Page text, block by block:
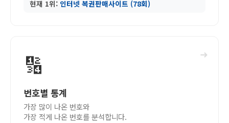
현재 1위: 인터넷 복권판매사이트 (78회)
➜
🔢
번호별 통계
가장 많이 나온 번호와
가장 적게 나온 번호를 분석합니다.